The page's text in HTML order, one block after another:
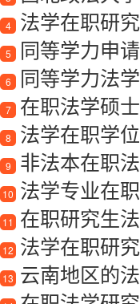
4 法学在职研
5 同等学力申
6 同等学力法学
7 在职法学硕
8 法学在职学位
9 非法本在职
10 法学专业在
11 在职研究生
12 法学在职研
13 云南地区的法